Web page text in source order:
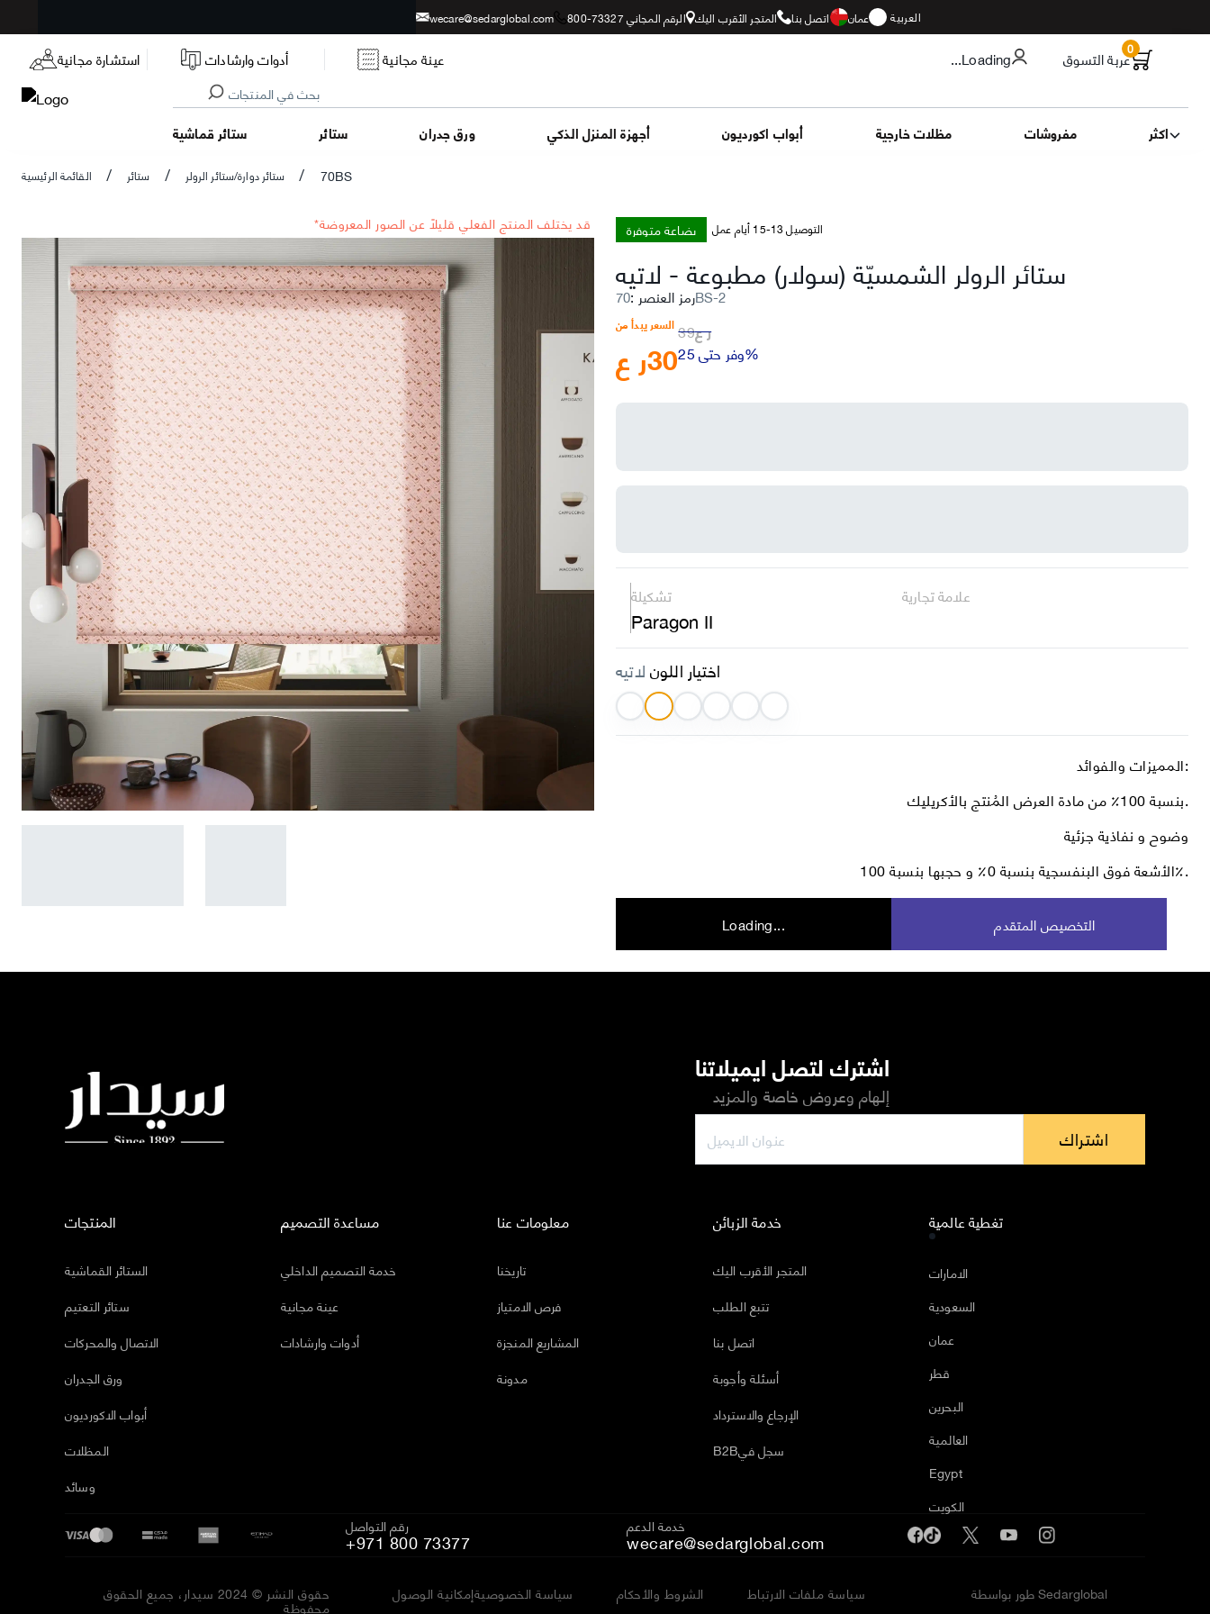
wecare@sedarglobal.com الرقم المجاني 73327-800 المتجر الأقرب اليك اتصل بنا عمان العربية
استشارة مجانية أدوات وارشادات عينة مجانية ...Loading عربة التسوق0
ستائر قماشية ستائر ورق جدران أجهزة المنزل الذكي أبواب اكورديون مظلات خارجية مفروشات اكثر
القائمة الرئيسية / ستائر / ستائر دوارة/ستائر الرولر / 70BS
*قد يختلف المنتج الفعلي قليلاً عن الصور المعروضة بضاعة متوفرة التوصيل 13-15 أيام عمل
ستائر الرولر الشمسيّة (سولار) مطبوعة- لاتيه
رمز العنصر: 70BS-2
السعر يبدأ من
ر ع30
ر ع39
وفر حتى 25%
تشكيلة
Paragon II
علامة تجارية
اختيار اللونلاتيه
المميزات والفوائد:
بنسبة 100٪ من مادة العرض المُنتج بالأكريليك.
وضوح و نفاذية جزئية
الأشعة فوق البنفسجية بنسبة 0٪ و حجبها بنسبة 100٪.
Loading... التخصيص المتقدم
اشترك لتصل ايميلاتنا
إلهام وعروض خاصة والمزيد
اشتراك
المنتجات
الستائر القماشية
ستائر التعتيم
الاتصال والمحركات
ورق الجدران
أبواب الاكورديون
المظلات
وسائد
مساعدة التصميم
خدمة التصميم الداخلي
عينة مجانية
أدوات وارشادات
معلومات عنا
تاريخنا
فرص الامتياز
المشاريع المنجزة
مدونة
خدمة الزبائن
المتجر الأقرب اليك
تتبع الطلب
اتصل بنا
أسئلة وأجوبة
الإرجاع والاسترداد
B2Bسجل في
تغطية عالمية
الامارات
السعودية
عمان
قطر
البحرين
العالمية
Egypt
الكويت
رقم التواصل
+971 800 73377
خدمة الدعم
wecare@sedarglobal.com
حقوق النشر © 2024 سيدار، جميع الحقوق
محفوظة
إمكانية الوصولسياسة الخصوصية الشروط والأحكام سياسة ملفات الارتباط طور بواسطة Sedarglobal